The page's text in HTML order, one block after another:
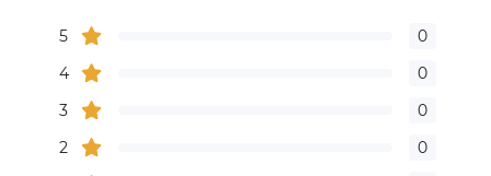
5
0
4
0
3
0
2
0